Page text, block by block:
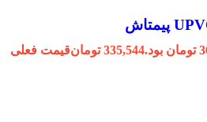
335,544 تومانقیمت فعلی